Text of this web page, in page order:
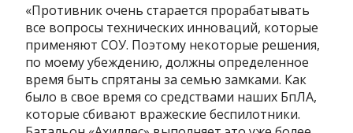
«Противник очень старается прорабатывать
все вопросы технических инноваций, которые
применяют СОУ. Поэтому некоторые решения,
по моему убеждению, должны определенное
время быть спрятаны за семью замками. Как
было в свое время со средствами наших БпЛА,
которые сбивают вражеские беспилотники.